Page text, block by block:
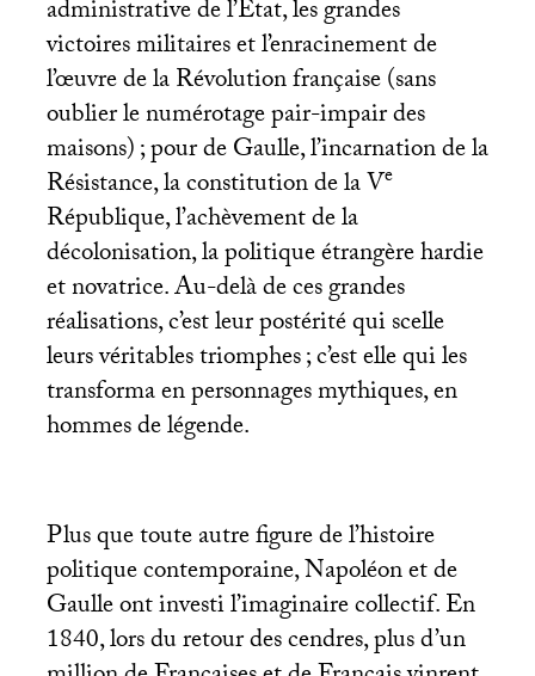
administrative de l’Etat, les grandes
victoires militaires et l’enracinement de
l’œuvre de la Révolution française (sans
oublier le numérotage pair-impair des
maisons); pour de Gaulle, l’incarnation de la
Résistance, la constitution de la Ve
République, l’achèvement de la
décolonisation, la politique étrangère hardie
et novatrice. Au-delà de ces grandes
réalisations, c’est leur postérité qui scelle
leurs véritables triomphes; c’est elle qui les
transforma en personnages mythiques, en
hommes de légende.
Plus que toute autre figure de l’histoire
politique contemporaine, Napoléon et de
Gaulle ont investi l’imaginaire collectif. En
1840, lors du retour des cendres, plus d’un